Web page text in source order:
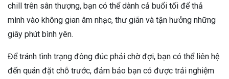
chill trên sân thượng, bạn có thể dành cả buổi tối để thả
mình vào không gian âm nhạc, thư giãn và tận hưởng những
giây phút bình yên.
Để tránh tình trạng đông đúc phải chờ đợi, bạn có thể liên hệ
đến quán đặt chỗ trước, đảm bảo bạn có được trải nghiệm